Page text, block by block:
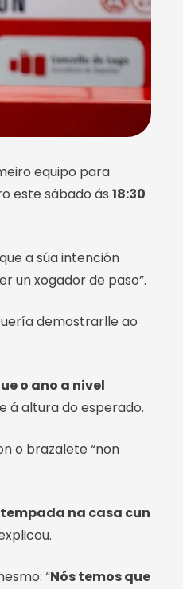
equipo para
este sábado ás 18:30
a súa intención
un xogador de paso”.
demostrarlle ao
o ano a nivel
á altura do esperado.
o brazalete “non
na casa cun
“Nós temos que